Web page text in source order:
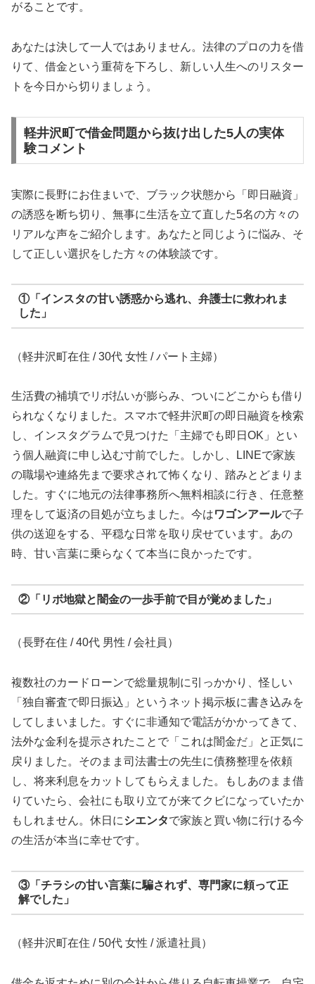
がることです。
あなたは決して一人ではありません。法律のプロの力を借
りて、借金という重荷を下ろし、新しい人生へのリスター
トを今日から切りましょう。
軽井沢町で借金問題から抜け出した5人の実体
験コメント
実際に長野にお住まいで、ブラック状態から「即日融資」
の誘惑を断ち切り、無事に生活を立て直した5名の方々の
リアルな声をご紹介します。あなたと同じように悩み、そ
して正しい選択をした方々の体験談です。
①「インスタの甘い誘惑から逃れ、弁護士に救われま
した」
（軽井沢町在住 / 30代 女性 / パート主婦）
生活費の補填でリボ払いが膨らみ、ついにどこからも借り
られなくなりました。スマホで軽井沢町の即日融資を検索
し、インスタグラムで見つけた「主婦でも即日OK」とい
う個人融資に申し込む寸前でした。しかし、LINEで家族
の職場や連絡先まで要求されて怖くなり、踏みとどまりま
した。すぐに地元の法律事務所へ無料相談に行き、任意整
理をして返済の目処が立ちました。今はワゴンアールで子
供の送迎をする、平穏な日常を取り戻せています。あの
時、甘い言葉に乗らなくて本当に良かったです。
②「リボ地獄と闇金の一歩手前で目が覚めました」
（長野在住 / 40代 男性 / 会社員）
複数社のカードローンで総量規制に引っかかり、怪しい
「独自審査で即日振込」というネット掲示板に書き込みを
してしまいました。すぐに非通知で電話がかかってきて、
法外な金利を提示されたことで「これは闇金だ」と正気に
戻りました。そのまま司法書士の先生に債務整理を依頼
し、将来利息をカットしてもらえました。もしあのまま借
りていたら、会社にも取り立てが来てクビになっていたか
もしれません。休日にシエンタで家族と買い物に行ける今
の生活が本当に幸せです。
③「チラシの甘い言葉に騙されず、専門家に頼って正
解でした」
（軽井沢町在住 / 50代 女性 / 派遣社員）